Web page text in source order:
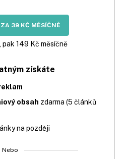
39 KČ MĚSÍČNĚ
pak 149 Kč měsíčně
získáte
obsah zdarma (5 článků
na později
Nebo